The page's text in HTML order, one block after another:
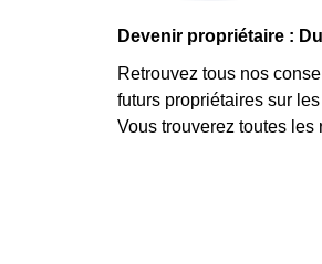
Devenir propriétaire :
Retrouvez tous nos
futurs propriétaires sur
Vous trouverez toutes